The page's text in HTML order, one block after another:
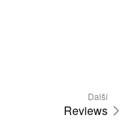
Další
Reviews